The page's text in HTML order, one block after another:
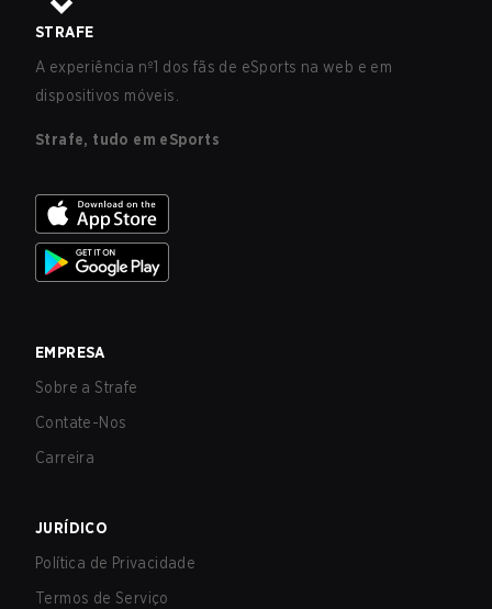
STRAFE
A experiência nº1 dos fãs de eSports na web e em
dispositivos móveis.
Strafe, tudo em eSports
EMPRESA
Sobre a Strafe
Contate-Nos
Carreira
JURÍDICO
Política de Privacidade
Termos de Serviço